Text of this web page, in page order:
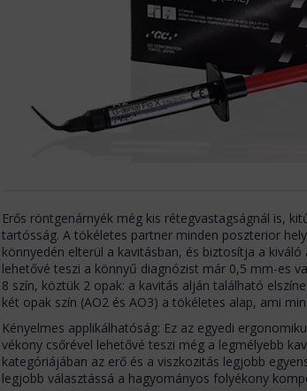
Erős röntgenárnyék még kis rétegvastagságnál is,
tartósság. A tökéletes partner minden poszterior
könnyedén elterül a kavitásban, és biztosítja a
lehetővé teszi a könnyű diagnózist már 0,5 mm-es
8 szín, köztük 2 opak: a kavitás alján található
két opak szín (AO2 és AO3) a tökéletes alap, ami
Kényelmes applikálhatóság: Ez az egyedi
vékony csőrével lehetővé teszi még a legmélyebb
kategóriájában az erő és a viszkozitás legjobb
legjobb választássá a hagyományos folyékony